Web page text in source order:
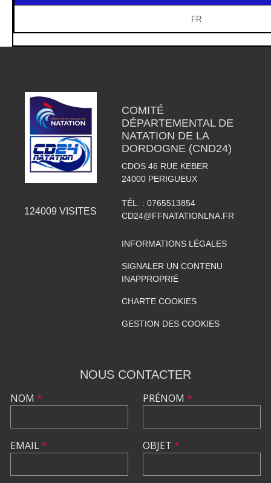
FR
124009 VISITES
COMITÉ
DÉPARTEMENTAL DE
NATATION DE LA
DORDOGNE (CND24)
CDOS 46 RUE KEBER
24000 PERIGUEUX
TÉL. : 0765513854
CD24@FFNATATIONLNA.FR
INFORMATIONS LÉGALES
SIGNALER UN CONTENU
INAPPROPRIÉ
CHARTE COOKIES
GESTION DES COOKIES
NOUS CONTACTER
NOM *
EMAIL*
PRÉNOM *
OBJET *